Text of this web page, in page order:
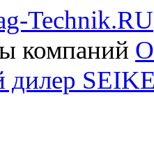
Technik.RU
компаний